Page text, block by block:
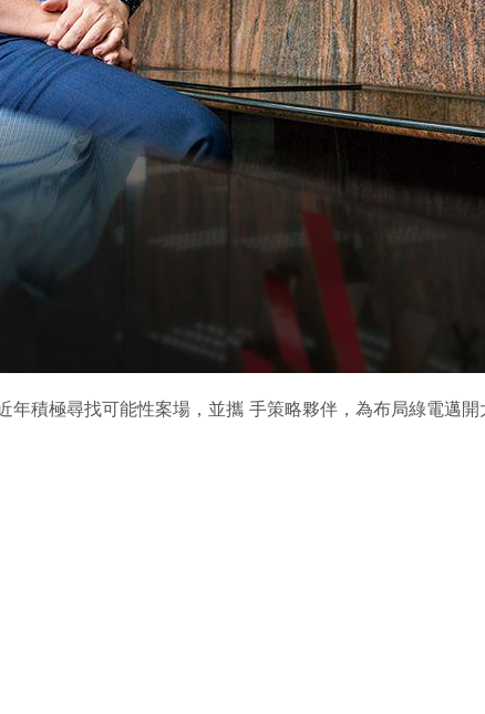
年積極尋找可能性案場，並攜 手策略夥伴，為布局綠電邁開